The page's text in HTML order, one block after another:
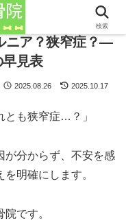
ニア？狭窄症？―
早見表
2025.08.26 2025.10.17
とも狭窄症…？」
が分からず、不安を感
明確にします。
です。
検索